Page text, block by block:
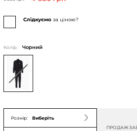
Слідкуємоза ціною?
Колір: Чорний
Розмір: Виберіть
ПРОДАЖ